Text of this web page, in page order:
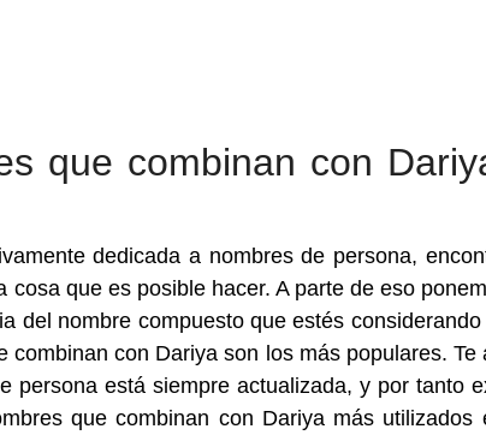
que combinan con
dedicada a nombres de persona,
cosa que es posible hacer. A parte de eso
del nombre compuesto que estés
combinan con Dariya son los más populares.
persona está siempre actualizada, y por tanto
que combinan con Dariya más